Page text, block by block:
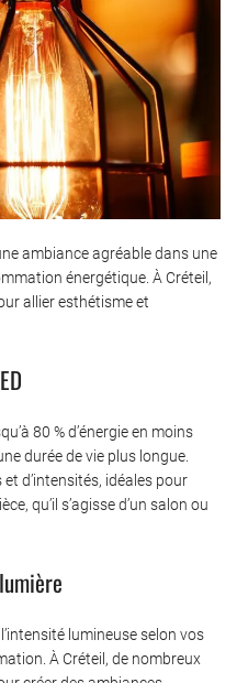
ambiance agréable dans une
énergétique. À Créteil,
allier esthétisme et
80 % d’énergie en moins
durée de vie plus longue.
d’intensités, idéales pour
qu’il s’agisse d’un salon ou
lumineuse selon vos
À Créteil, de nombreux